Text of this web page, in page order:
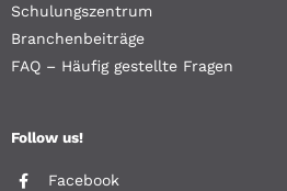
Schulungszentrum
Branchenbeiträge
FAQ – Häufig gestellte Fragen
Follow us!
Facebook